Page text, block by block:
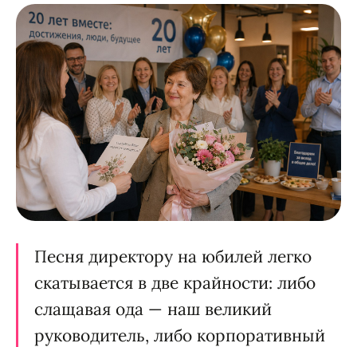
Песня директору на юбилей легко
скатывается в две крайности: либо
слащавая ода — наш великий
руководитель, либо корпоративный